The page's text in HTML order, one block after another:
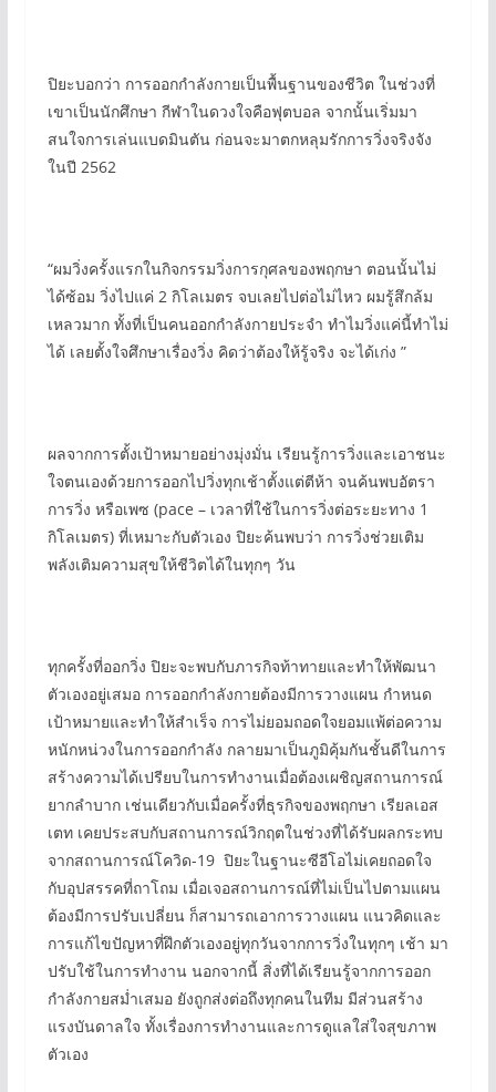
ปิยะบอกว่า การออกกำลังกายเป็นพื้นฐานของชีวิต ในช่วงที่
เขาเป็นนักศึกษา กีฬาในดวงใจคือฟุตบอล จากนั้นเริ่มมา
สนใจการเล่นแบดมินตัน ก่อนจะมาตกหลุมรักการวิ่งจริงจัง
ในปี 2562
“ผมวิ่งครั้งแรกในกิจกรรมวิ่งการกุศลของพฤกษา ตอนนั้นไม่
ได้ซ้อม วิ่งไปแค่ 2 กิโลเมตร จบเลยไปต่อไม่ไหว ผมรู้สึกล้ม
เหลวมาก ทั้งที่เป็นคนออกกำลังกายประจำ ทำไมวิ่งแค่นี้ทำไม่
ได้ เลยตั้งใจศึกษาเรื่องวิ่ง คิดว่าต้องให้รู้จริง จะได้เก่ง ”
ผลจากการตั้งเป้าหมายอย่างมุ่งมั่น เรียนรู้การวิ่งและเอาชนะ
ใจตนเองด้วยการออกไปวิ่งทุกเช้าตั้งแต่ตีห้า จนค้นพบอัตรา
การวิ่ง หรือเพซ (pace – เวลาที่ใช้ในการวิ่งต่อระยะทาง 1
กิโลเมตร) ที่เหมาะกับตัวเอง ปิยะค้นพบว่า การวิ่งช่วยเติม
พลังเติมความสุขให้ชีวิตได้ในทุกๆ วัน
ทุกครั้งที่ออกวิ่ง ปิยะจะพบกับภารกิจท้าทายและทำให้พัฒนา
ตัวเองอยู่เสมอ การออกกำลังกายต้องมีการวางแผน กำหนด
เป้าหมายและทำให้สำเร็จ การไม่ยอมถอดใจยอมแพ้ต่อความ
หนักหน่วงในการออกกำลัง กลายมาเป็นภูมิคุ้มกันชั้นดีในการ
สร้างความได้เปรียบในการทำงานเมื่อต้องเผชิญสถานการณ์
ยากลำบาก เช่นเดียวกับเมื่อครั้งที่ธุรกิจของพฤกษา เรียลเอส
เตท เคยประสบกับสถานการณ์วิกฤตในช่วงที่ได้รับผลกระทบ
จากสถานการณ์โควิด-19 ปิยะในฐานะซีอีโอไม่เคยถอดใจ
กับอุปสรรคที่ถาโถม เมื่อเจอสถานการณ์ที่ไม่เป็นไปตามแผน
ต้องมีการปรับเปลี่ยน ก็สามารถเอาการวางแผน แนวคิดและ
การแก้ไขปัญหาที่ฝึกตัวเองอยู่ทุกวันจากการวิ่งในทุกๆ เช้า มา
ปรับใช้ในการทำงาน นอกจากนี้ สิ่งที่ได้เรียนรู้จากการออก
กำลังกายสม่ำเสมอ ยังถูกส่งต่อถึงทุกคนในทีม มีส่วนสร้าง
แรงบันดาลใจ ทั้งเรื่องการทำงานและการดูแลใส่ใจสุขภาพ
ตัวเอง